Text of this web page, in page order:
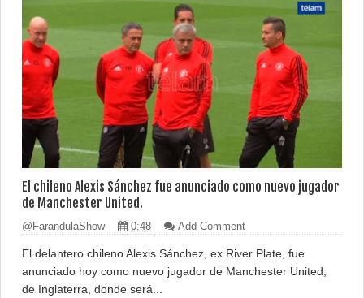
El chileno Alexis Sánchez fue anunciado como nuevo jugador
de Manchester United.
@FarandulaShow 0:48 Add Comment
El delantero chileno Alexis Sánchez, ex River Plate, fue
anunciado hoy como nuevo jugador de Manchester United,
de Inglaterra, donde será...